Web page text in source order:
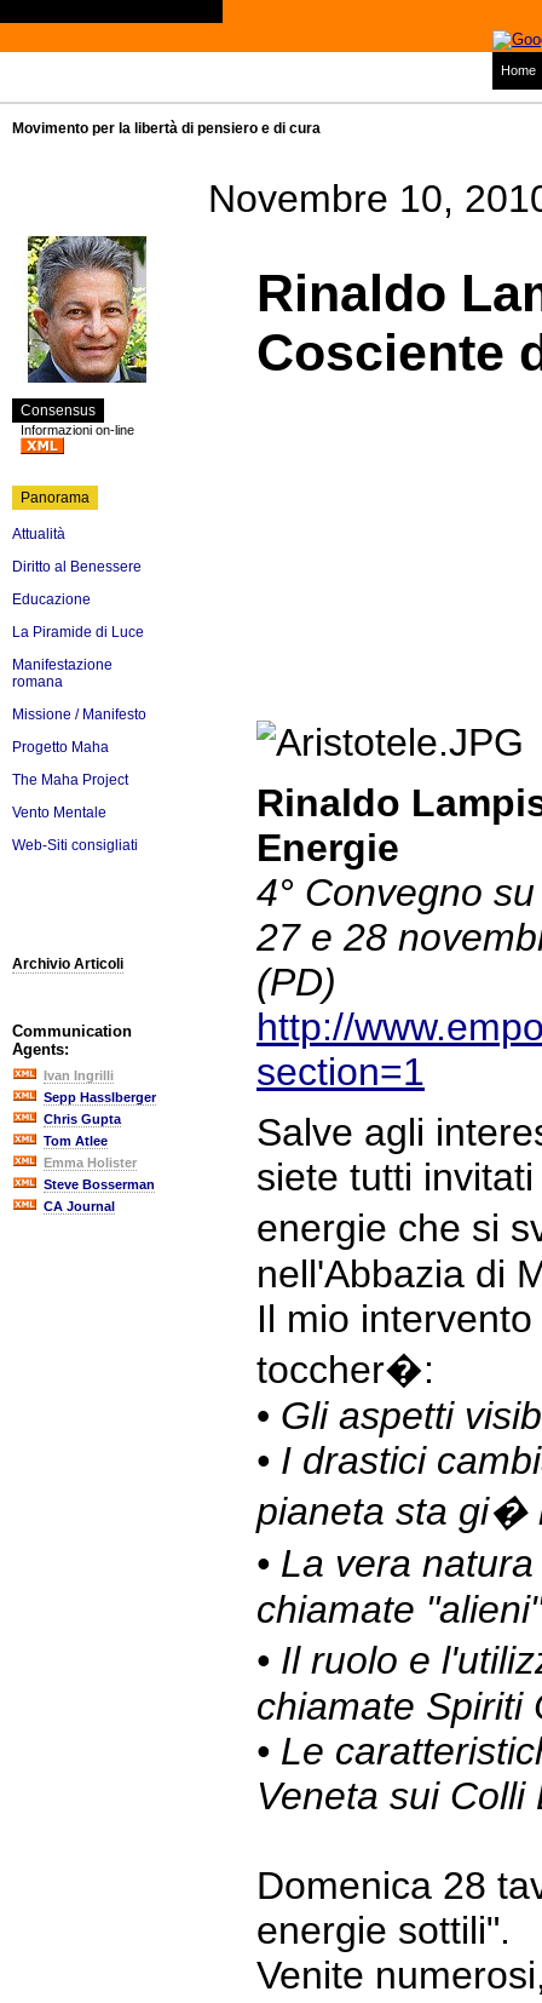
Home
Movimento per la libertà di pensiero e di cura
Consensus
Informazioni on-line
Panorama
Attualità
Diritto al Benessere
Educazione
La Piramide di Luce
Manifestazione
romana
Missione / Manifesto
Progetto Maha
The Maha Project
Vento Mentale
Web-Siti consigliati
Archivio Articoli
Communication
Agents:
Ivan Ingrilli
Sepp Hasslberger
Chris Gupta
Tom Atlee
Emma Holister
Steve Bosserman
CA Journal
Novembre 10,
Rinaldo
Cosciente
Rinaldo
Energie
4° Convegno
27 e 28
(PD)
http://
section=1
Salve agli
siete tutti
energie che si
nell'Abbazia di
Il mio
toccher�:
• Gli aspetti
• I drastici
pianeta sta gi�
• La vera
chiamate
• Il ruolo e
chiamate Spiriti
• Le
Veneta sui Colli
Domenica 28
energie sottili".
Venite